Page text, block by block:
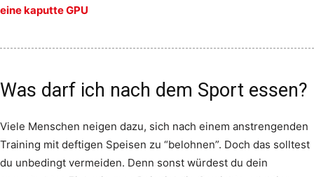
eine kaputte GPU
Was darf ich nach dem Sport essen?
Viele Menschen neigen dazu, sich nach einem anstrengenden
Training mit deftigen Speisen zu “belohnen”. Doch das solltest
du unbedingt vermeiden. Denn sonst würdest du dein